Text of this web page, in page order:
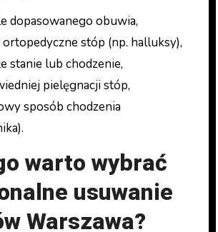
dopasowanego obuwia,
stóp (np. halluksy),
stanie lub chodzenie,
pielęgnacji stóp,
sposób chodzenia
warto wybrać
usuwanie
Warszawa?